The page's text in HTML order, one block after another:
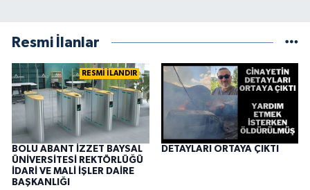
Resmi İlanlar
RESMİ İLANDIR
BOLU ABANT İZZET BAYSAL
ÜNİVERSİTESİ REKTÖRLÜĞÜ
İDARİ VE MALİ İŞLER DAİRE
BAŞKANLIĞI
DETAYLARI ORTAYA ÇIKTI